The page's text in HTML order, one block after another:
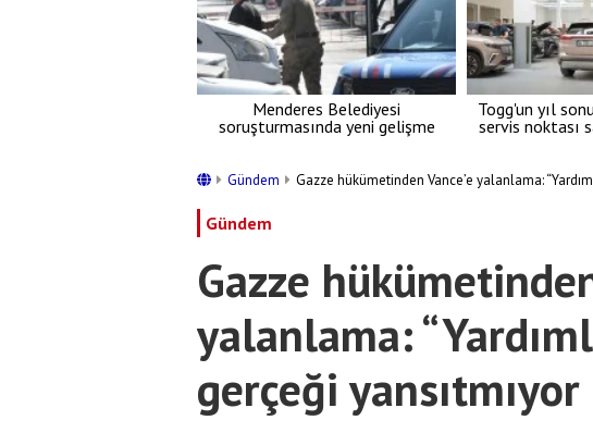
Menderes Belediyesi
soruşturmasında yeni gelişme
Togg'un yıl
servis noktası
Gündem Gazze hükümetinden Vance’e yalanlama:
Gündem
Gazze
yalanlama:
gerçeği yansıtmıyor